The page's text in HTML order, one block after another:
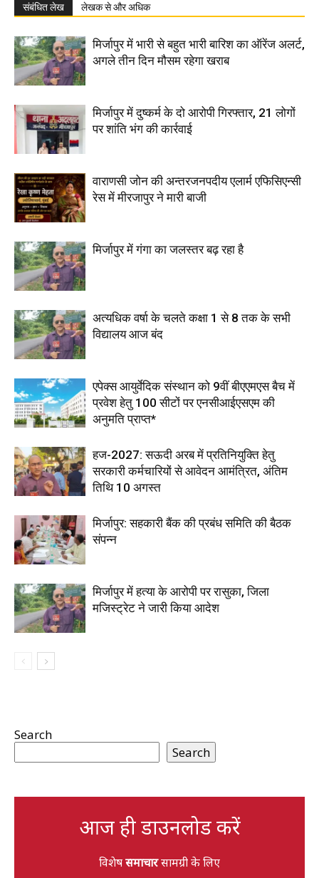
संबंधित लेख लेखक से और अधिक
मिर्जापुर में भारी से बहुत भारी बारिश का ऑरेंज अलर्ट,
अगले तीन दिन मौसम रहेगा खराब
मिर्जापुर में दुष्कर्म के दो आरोपी गिरफ्तार, 21 लोगों
पर शांति भंग की कार्रवाई
वाराणसी जोन की अन्तरजनपदीय एलार्म एफिसिएन्सी
रेस में मीरजापुर ने मारी बाजी
मिर्जापुर में गंगा का जलस्तर बढ़ रहा है
अत्यधिक वर्षा के चलते कक्षा 1 से 8 तक के सभी
विद्यालय आज बंद
एपेक्स आयुर्वेदिक संस्थान को 9वीं बीएएमएस बैच में
प्रवेश हेतु 100 सीटों पर एनसीआईएसएम की
अनुमति प्राप्त*
हज-2027: सऊदी अरब में प्रतिनियुक्ति हेतु
सरकारी कर्मचारियों से आवेदन आमंत्रित, अंतिम
तिथि 10 अगस्त
मिर्जापुर: सहकारी बैंक की प्रबंध समिति की बैठक
संपन्न
मिर्जापुर में हत्या के आरोपी पर रासुका, जिला
मजिस्ट्रेट ने जारी किया आदेश
Search
Search
आज ही डाउनलोड करें
विशेषसमाचारसामग्री के लिए